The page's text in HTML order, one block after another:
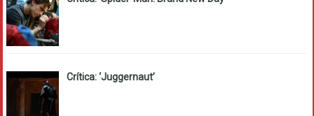
Crítica: ‘Juggernaut’